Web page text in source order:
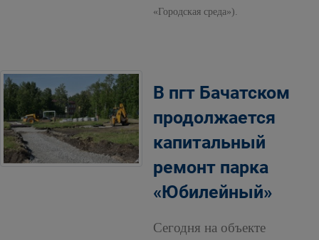
«Городская среда»).
В пгт Бачатском
продолжается
капитальный
ремонт парка
«Юбилейный»
Сегодня на объекте